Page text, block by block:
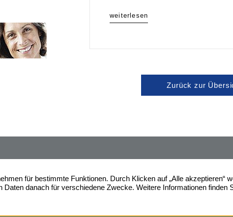
weiterlesen
Zurück zur
Friedrich-Wilhelm-Straße 7
Immobilien